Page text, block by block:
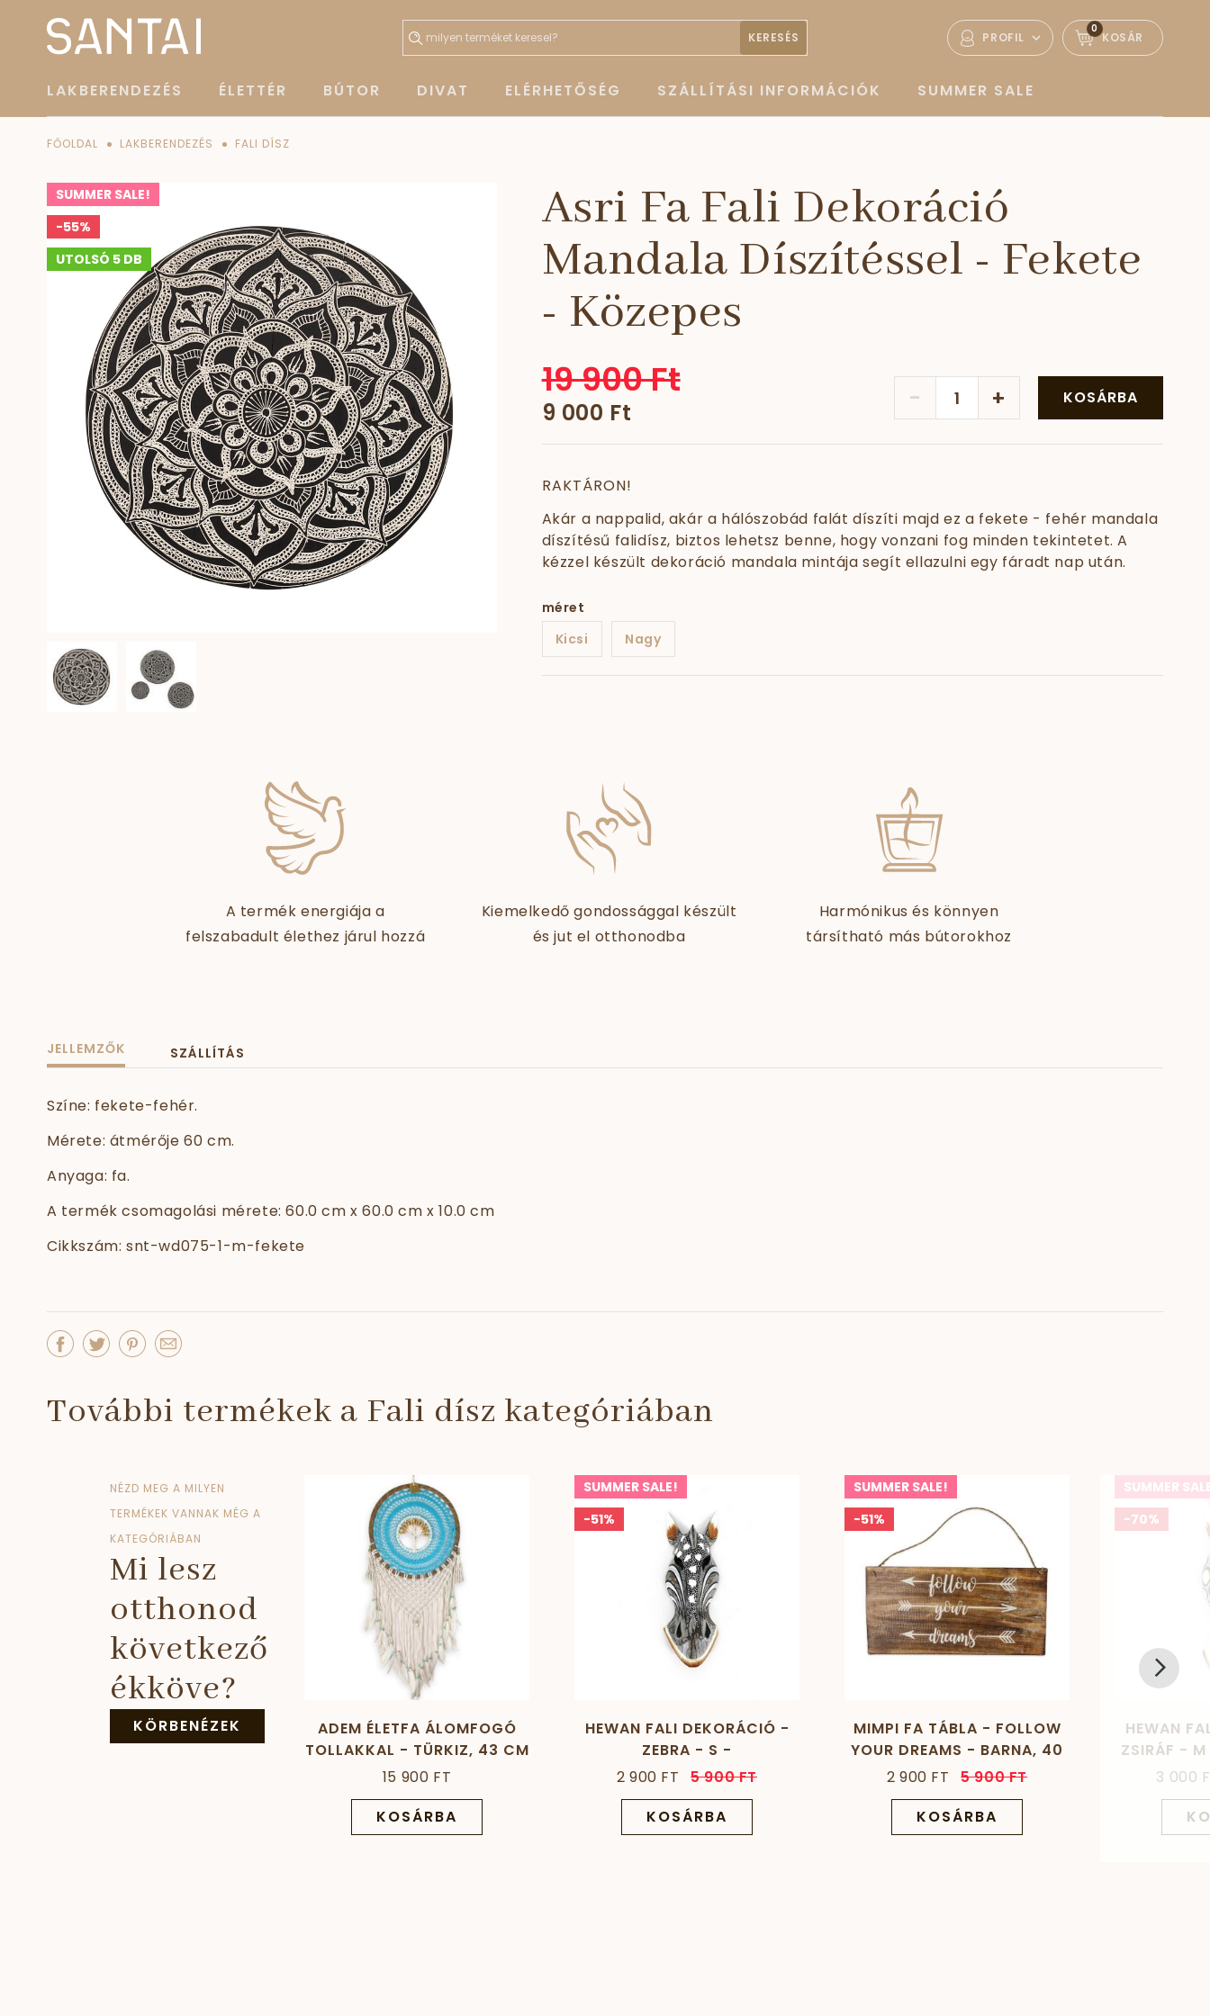
PROFIL KOSÁR
0
KERESÉS
LAKBERENDEZÉS ÉLETTÉR BÚTOR DIVAT ELÉRHETŐSÉG SZÁLLÍTÁSI INFORMÁCIÓK SUMMER SALE
FŐOLDAL LAKBERENDEZÉS FALI DÍSZ
SUMMER SALE!
-55%
UTOLSÓ 5 DB
Asri Fa Fali Dekoráció
Mandala Díszítéssel - Fekete
- Közepes
19 900 Ft
9 000 Ft - + KOSÁRBA
RAKTÁRON!
Akár a nappalid, akár a hálószobád falát díszíti majd ez a fekete - fehér mandala
díszítésű falidísz, biztos lehetsz benne, hogy vonzani fog minden tekintetet. A
kézzel készült dekoráció mandala mintája segít ellazulni egy fáradt nap után.
méret
Kicsi
Nagy
A termék energiája a
felszabadult élethez járul hozzá
Kiemelkedő gondossággal készült
és jut el otthonodba
Harmónikus és könnyen
társítható más bútorokhoz
JELLEMZŐK SZÁLLÍTÁS
Színe: fekete-fehér.
Mérete: átmérője 60 cm.
Anyaga: fa.
A termék csomagolási mérete: 60.0 cm x 60.0 cm x 10.0 cm
Cikkszám: snt-wd075-1-m-fekete
További termékek a Fali dísz kategóriában
NÉZD MEG A MILYEN
TERMÉKEK VANNAK MÉG A
KATEGÓRIÁBAN
Mi lesz
otthonod
következő
ékköve?
KÖRBENÉZEK
ADEM ÉLETFA ÁLOMFOGÓ
TOLLAKKAL - TÜRKIZ, 43 CM
15 900 FT
KOSÁRBA
SUMMER SALE!
-51%
HEWAN FALI DEKORÁCIÓ -
ZEBRA - S -
FEKETE/FEHÉR/SZÜRKE
2 900 FT
5 900 FT
KOSÁRBA
SUMMER SALE!
-51%
MIMPI FA TÁBLA - FOLLOW
YOUR DREAMS - BARNA, 40
CM X 20 CM
2 900 FT
5 900 FT
KOSÁRBA
SUMMER
-70%
HEWAN
ZSIRÁF -
3 000